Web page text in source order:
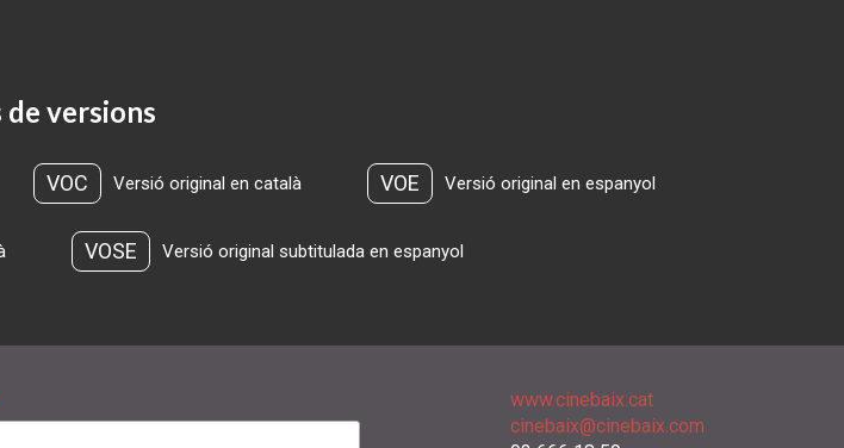
de versions
VOC Versió original en català VOE Versió original en espanyol
VOSE Versió original subtitulada en espanyol
www.cinebaix.cat
cinebaix@cinebaix.com